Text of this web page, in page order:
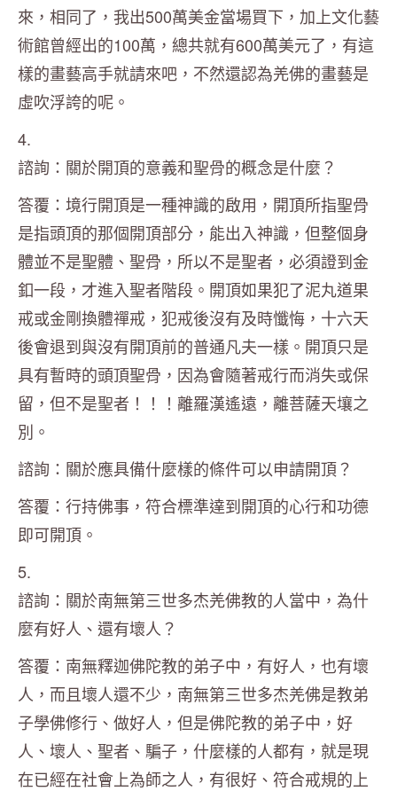
來，相同了，我出500萬美金當場買下，加上文化藝
術館曾經出的100萬，總共就有600萬美元了，有這
樣的畫藝高手就請來吧，不然還認為羌佛的畫藝是
虛吹浮誇的呢。
4.
諮詢：關於開頂的意義和聖骨的概念是什麼？
答覆：境行開頂是一種神識的啟用，開頂所指聖骨
是指頭頂的那個開頂部分，能出入神識，但整個身
體並不是聖體、聖骨，所以不是聖者，必須證到金
釦一段，才進入聖者階段。開頂如果犯了泥丸道果
戒或金剛換體禪戒，犯戒後沒有及時懺悔，十六天
後會退到與沒有開頂前的普通凡夫一樣。開頂只是
具有暫時的頭頂聖骨，因為會隨著戒行而消失或保
留，但不是聖者！！！離羅漢遙遠，離菩薩天壤之
別。
諮詢：關於應具備什麼樣的條件可以申請開頂？
答覆：行持佛事，符合標準達到開頂的心行和功德
即可開頂。
5.
諮詢：關於南無第三世多杰羌佛教的人當中，為什
麼有好人、還有壞人？
答覆：南無釋迦佛陀教的弟子中，有好人，也有壞
人，而且壞人還不少，南無第三世多杰羌佛是教弟
子學佛修行、做好人，但是佛陀教的弟子中，好
人、壞人、聖者、騙子，什麼樣的人都有，就是現
在已經在社會上為師之人，有很好、符合戒規的上